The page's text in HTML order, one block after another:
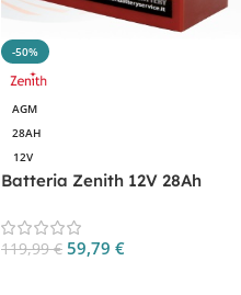
-50%
AGM
28AH
12V
Batteria Zenith 12V 28Ah
ZLS120120
119,99€ 59,79 €